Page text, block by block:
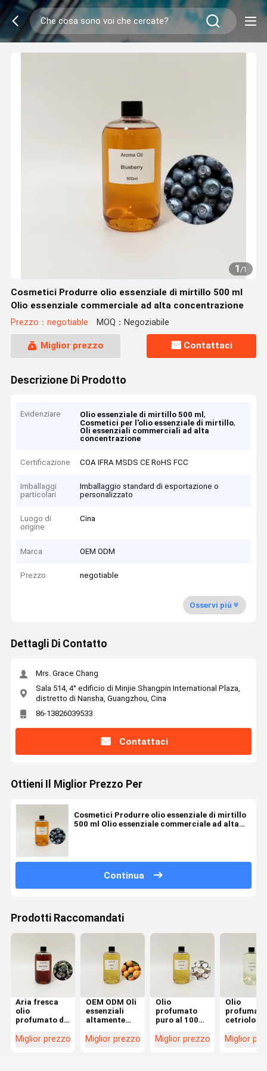
1/1
Cosmetici Produrre olio essenziale di mirtillo 500 ml
Olio essenziale commerciale ad alta concentrazione
Prezzo：negotiable MOQ：Negoziabile
Miglior prezzo Contattaci
Descrizione Di Prodotto
Evidenziare Olio essenziale di mirtillo 500 ml,
Cosmetici per l'olio essenziale di mirtillo,
Oli essenziali commerciali ad alta
concentrazione
Certificazione COA IFRA MSDS CE RoHS FCC
Imballaggi
particolari
Imballaggio standard di esportazione o
personalizzato
Luogo di
origine
Cina
Marca OEM ODM
Prezzo negotiable
Osservi più
Dettagli Di Contatto
Mrs. Grace Chang
Sala 514, 4° edificio di Minjie Shangpin International Plaza,
distretto di Nansha, Guangzhou, Cina
86-13826039533
Contattaci
Ottieni Il Miglior Prezzo Per
Cosmetici Produrre olio essenziale di mirtillo
500 ml Olio essenziale commerciale ad alta
Continua
Prodotti Raccomandati
Aria fresca
olio
profumato di
per la cura
Miglior prezzo
OEM ODM Oli
essenziali
altamente
olio
Miglior prezzo
Olio
profumato
puro al 100%,
profumato di
Miglior prezzo
Olio
cetriolo ad
Miglior